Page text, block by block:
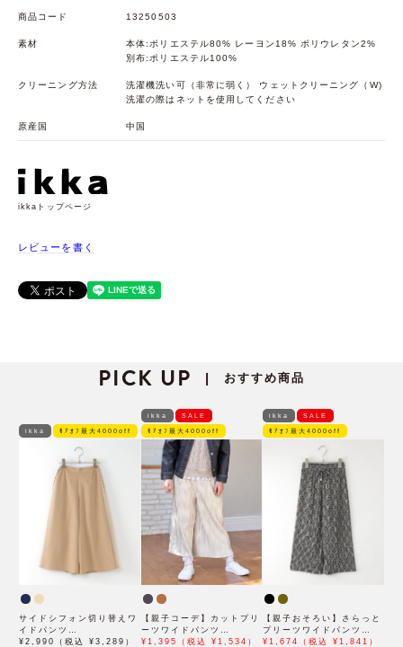
商品コード 13250503
素材
本体:ポリエステル80% レーヨン18% ポリウレタン2%
別布:ポリエステル100%
クリーニング方法
洗濯機洗い可（非常に弱く） ウェットクリーニング（W)
洗濯の際はネットを使用してください
原産国 中国
ikkaトップページ
レビューを書く
PICK UP | おすすめ商品
ikka ﾓｱｵﾌ最大4000off
サイドシフォン切り替えワ
イドパンツ
（120~160cm）
¥2,990（税込 ¥3,289）
ikka SALE
ﾓｱｵﾌ最大4000off
【親子コーデ】カットプリ
ーツワイドパンツ
（120~160cm）
¥1,395（税込 ¥1,534）
ikka SALE
ﾓｱｵﾌ最大4000off
【親子おそろい】さらっと
プリーツワイドパンツ
（120~160cm）
¥1,674（税込 ¥1,841）